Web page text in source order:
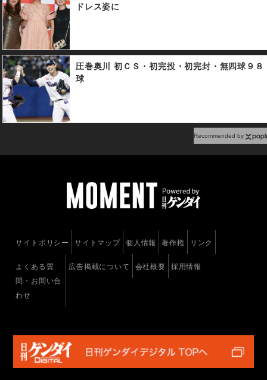
ドレス姿に
圧巻奥川 初ＣＳ・初完投・初完封・無四球９８
球
Recommended by
サイトポリシー サイトマップ 個人情報 著作権 リンク
よくある質
問・お問い合
わせ
広告掲載について 会社概要 採用情報